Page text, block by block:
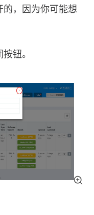
，因为你可能想
钮。